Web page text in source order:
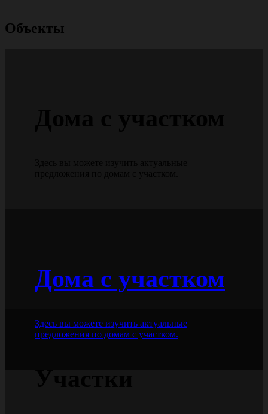
Объекты
Дома с участком
Здесь вы можете изучить актуальные
предложения по домам с участком.